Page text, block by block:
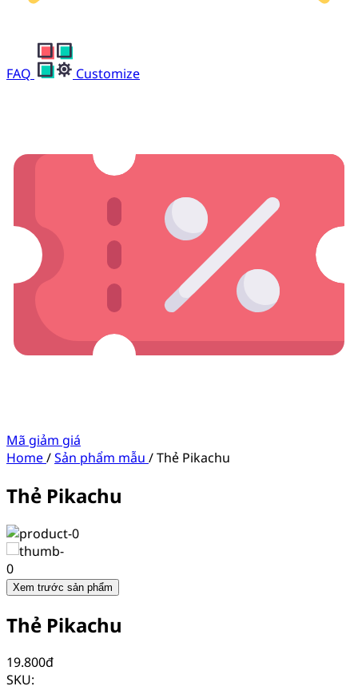
FAQ Customize
Mã giảm giá
Home/Sản phẩm mẫu /Thẻ Pikachu
Thẻ Pikachu
Xem trước sản phẩm
Thẻ Pikachu
19.800đ
SKU: